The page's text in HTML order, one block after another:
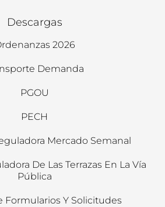
Descargas
2026
Demanda
PGOU
PECH
Mercado Semanal
De Las Terrazas En La Vía
Pública
Formularios Y Solicitudes